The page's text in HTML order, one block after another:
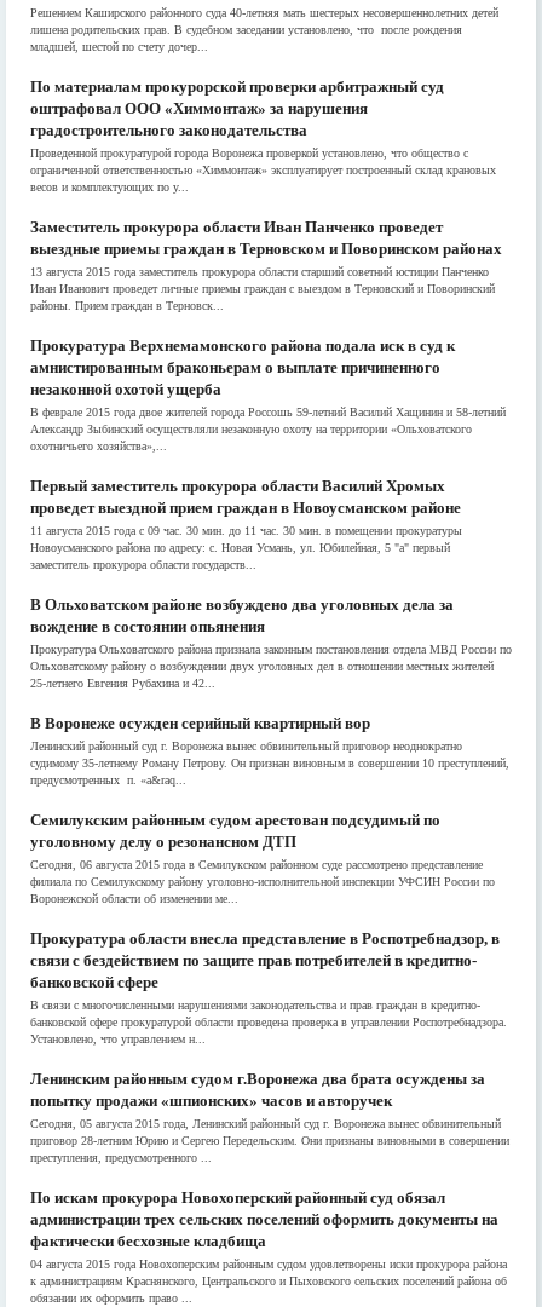
Решением Каширского районного суда 40-летняя мать шестерых несовершеннолетних детей
лишена родительских прав. В судебном заседании установлено, что после рождения
младшей, шестой по счету дочер...
По материалам прокурорской проверки арбитражный суд
оштрафовал ООО «Химмонтаж» за нарушения
градостроительного законодательства
Проведенной прокуратурой города Воронежа проверкой установлено, что общество с
ограниченной ответственностью «Химмонтаж» эксплуатирует построенный склад крановых
весов и комплектующих по у...
Заместитель прокурора области Иван Панченко проведет
выездные приемы граждан в Терновском и Поворинском районах
13 августа 2015 года заместитель прокурора области старший советний юстиции Панченко
Иван Иванович проведет личные приемы граждан с выездом в Терновский и Поворинский
районы. Прием граждан в Терновск...
Прокуратура Верхнемамонского района подала иск в суд к
амнистированным браконьерам о выплате причиненного
незаконной охотой ущерба
В феврале 2015 года двое жителей города Россошь 59-летний Василий Хащинин и 58-летний
Александр Зыбинский осуществляли незаконную охоту на территории «Ольховатского
охотничьего хозяйства»,...
Первый заместитель прокурора области Василий Хромых
проведет выездной прием граждан в Новоусманском районе
11 августа 2015 года с 09 час. 30 мин. до 11 час. 30 мин. в помещении прокуратуры
Новоусманского района по адресу: с. Новая Усмань, ул. Юбилейная, 5 "а" первый
заместитель прокурора области государств...
В Ольховатском районе возбуждено два уголовных дела за
вождение в состоянии опьянения
Прокуратура Ольховатского района признала законным постановления отдела МВД России по
Ольховатскому району о возбуждении двух уголовных дел в отношении местных жителей
25-летнего Евгения Рубахина и 42...
В Воронеже осужден серийный квартирный вор
Ленинский районный суд г. Воронежа вынес обвинительный приговор неоднократно
судимому 35-летнему Роману Петрову. Он признан виновным в совершении 10 преступлений,
предусмотренных п. «а&raq...
Семилукским районным судом арестован подсудимый по
уголовному делу о резонансном ДТП
Сегодня, 06 августа 2015 года в Семилукском районном суде рассмотрено представление
филиала по Семилукскому району уголовно-исполнительной инспекции УФСИН России по
Воронежской области об изменении ме...
Прокуратура области внесла представление в Роспотребнадзор, в
связи с бездействием по защите прав потребителей в кредитно-
банковской сфере
В связи с многочисленными нарушениями законодательства и прав граждан в кредитно-
банковской сфере прокуратурой области проведена проверка в управлении Роспотребнадзора.
Установлено, что управлением н...
Ленинским районным судом г.Воронежа два брата осуждены за
попытку продажи «шпионских» часов и авторучек
Сегодня, 05 августа 2015 года, Ленинский районный суд г. Воронежа вынес обвинительный
приговор 28-летним Юрию и Сергею Передельским. Они признаны виновными в совершении
преступления, предусмотренного ...
По искам прокурора Новохоперский районный суд обязал
администрации трех сельских поселений оформить документы на
фактически бесхозные кладбища
04 августа 2015 года Новохоперским районным судом удовлетворены иски прокурора района
к администрациям Краснянского, Центральского и Пыховского сельских поселений района об
обязании их оформить право ...